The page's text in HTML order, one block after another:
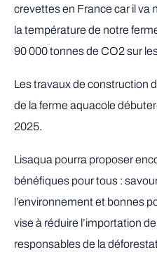
crevettes en France car il va
la température de notre
90 000 tonnes de CO2 sur
Les travaux de construction
de la ferme aquacole
2025.
Lisaqua pourra proposer
bénéfiques pour tous :
l’environnement et bonnes
vise à réduire l’importation
responsables de la